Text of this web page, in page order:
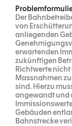
Der
von
anliegenden
erwartenden
zukünftigen
Richtwerte
Massnahmen
sind. Hierzu
angewandt und
Gebäuden
Bahnstrecke